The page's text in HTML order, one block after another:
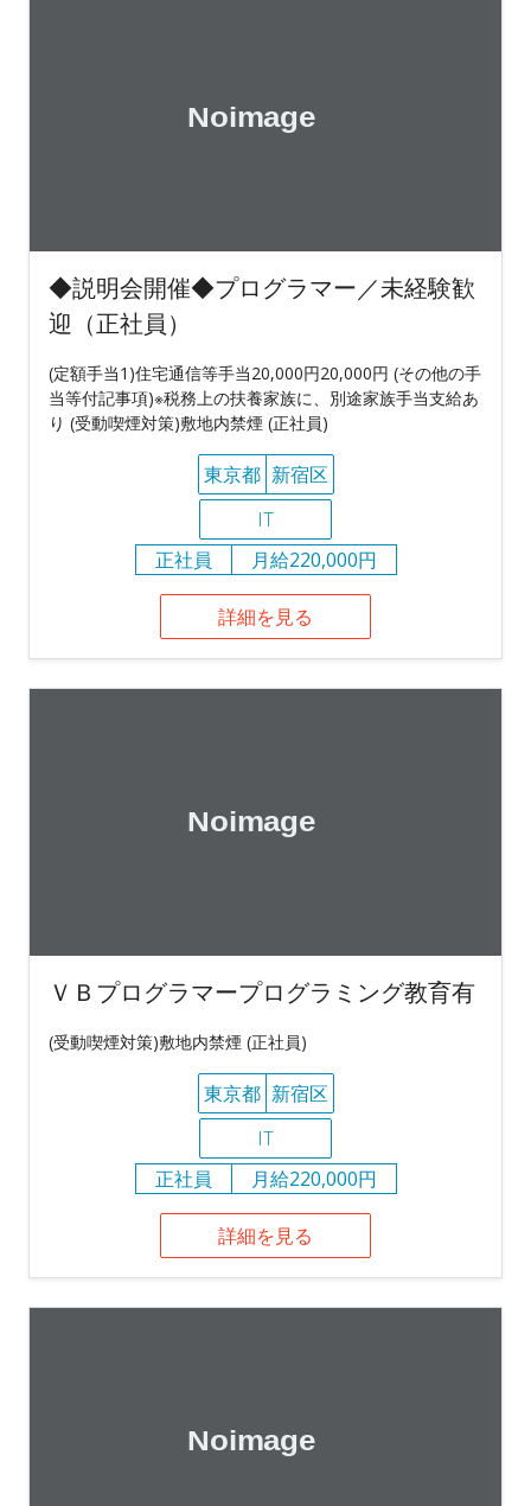
◆説明会開催◆プログラマー／未経験歓
迎（正社員）
(定額手当1)住宅通信等手当20,000円20,000円 (その他の手
当等付記事項)※税務上の扶養家族に、別途家族手当支給あ
り (受動喫煙対策)敷地内禁煙 (正社員)
東京都 新宿区
IT
正社員
月給220,000円
詳細を見る
ＶＢプログラマープログラミング教育有
(受動喫煙対策)敷地内禁煙 (正社員)
東京都 新宿区
IT
正社員
月給220,000円
詳細を見る